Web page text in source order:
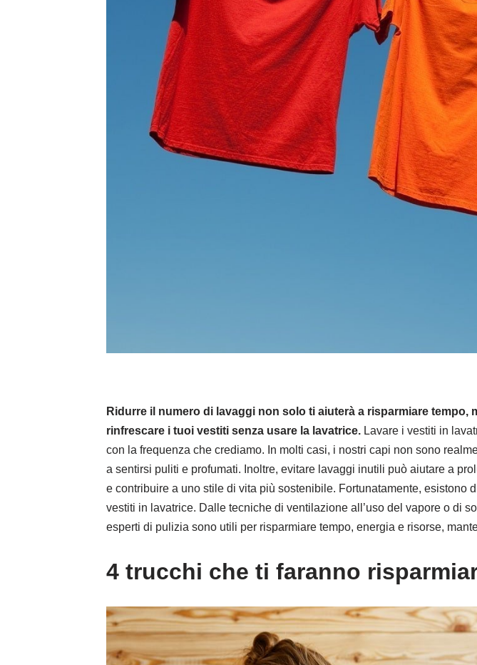
Ridurre il numero di lavaggi non solo ti aiuterà a risparmiare
rinfrescare i tuoi vestiti senza usare la lavatrice. Lavare i vestiti in
con la frequenza che crediamo. In molti casi, i nostri capi non sono
a sentirsi puliti e profumati. Inoltre, evitare lavaggi inutili può aiutare a
e contribuire a uno stile di vita più sostenibile. Fortunatamente, esistono
vestiti in lavatrice. Dalle tecniche di ventilazione all’uso del vapore o di
esperti di pulizia sono utili per risparmiare tempo, energia e risorse,
4 trucchi che ti faranno